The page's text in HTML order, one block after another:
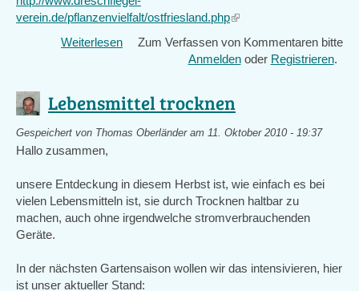
verein.de/pflanzenvielfalt/ostfriesland.php(link
external)
Weiterlesen überZum Verfassen von Kommentaren bitte
Anmeldenoder Registrieren.
Lebensmittel trocknen
Gespeichert von Thomas Oberländeram 11. Oktober 2010 - 19:37
Hallo zusammen,
unsere Entdeckung in diesem Herbst ist, wie einfach es bei
vielen Lebensmitteln ist, sie durch Trocknen haltbar zu
machen, auch ohne irgendwelche stromverbrauchenden
Geräte.
In der nächsten Gartensaison wollen wir das intensivieren, hier
ist unser aktueller Stand: